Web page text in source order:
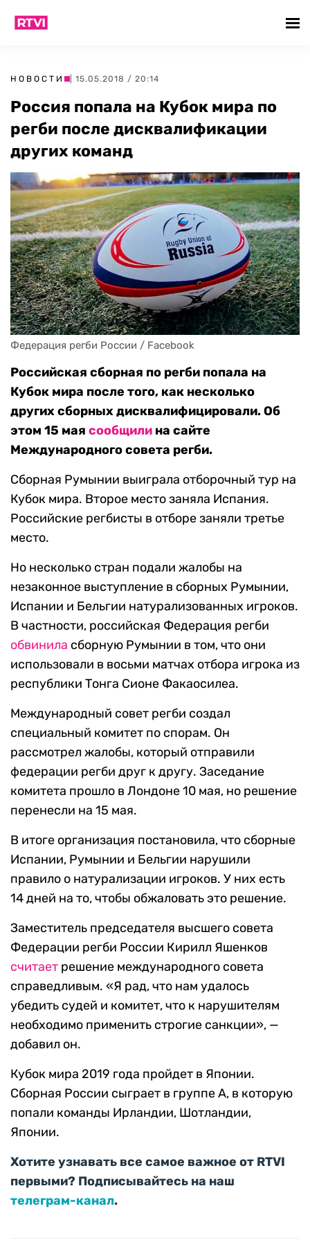
НОВОСТИ | 15.05.2018 / 20:14
Россия попала на Кубок мира по
регби после дисквалификации
других команд
Федерация регби России / Facebook
Российская сборная по регби попала на
Кубок мира после того, как несколько
других сборных дисквалифицировали. Об
этом 15 мая сообщили на сайте
Международного совета регби.
Сборная Румынии выиграла отборочный тур на
Кубок мира. Второе место заняла Испания.
Российские регбисты в отборе заняли третье
место.
Но несколько стран подали жалобы на
незаконное выступление в сборных Румынии,
Испании и Бельгии натурализованных игроков.
В частности, российская Федерация регби
обвинила сборную Румынии в том, что они
использовали в восьми матчах отбора игрока из
республики Тонга Сионе Факаосилеа.
Международный совет регби создал
специальный комитет по спорам. Он
рассмотрел жалобы, который отправили
федерации регби друг к другу. Заседание
комитета прошло в Лондоне 10 мая, но решение
перенесли на 15 мая.
В итоге организация постановила, что сборные
Испании, Румынии и Бельгии нарушили
правило о натурализации игроков. У них есть
14 дней на то, чтобы обжаловать это решение.
Заместитель председателя высшего совета
Федерации регби России Кирилл Яшенков
считает решение международного совета
справедливым. «Я рад, что нам удалось
убедить судей и комитет, что к нарушителям
необходимо применить строгие санкции», —
добавил он.
Кубок мира 2019 года пройдет в Японии.
Сборная России сыграет в группе A, в которую
попали команды Ирландии, Шотландии,
Японии.
Хотите узнавать все самое важное от RTVI
первыми? Подписывайтесь на наш
телеграм-канал.